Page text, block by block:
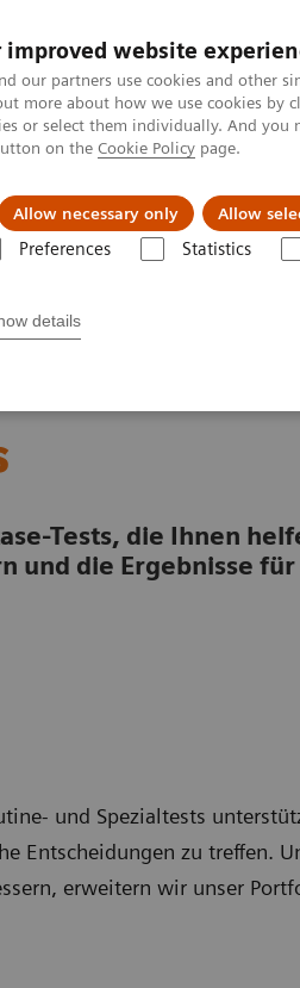
improved website
our partners use cookies and other
more about how we use cookies
or select them individually. And you
on the Cookie Policy page.
Allow necessary only Allow
Preferences Statistics
details
News & Events
Tests, die Ihnen
und die Ergebnisse
und Spezialtests
Entscheidungen zu treffen.
erweitern wir unser